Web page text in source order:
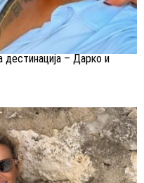
дестинација – Дарко и